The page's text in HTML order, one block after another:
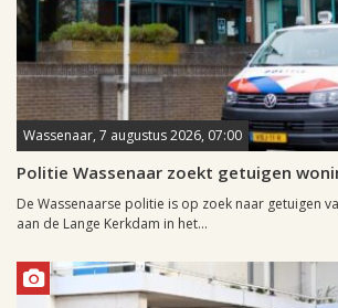
Wassenaar, 7 augustus 2026, 07:00
Politie Wassenaar zoekt getuigen
De Wassenaarse politie is op zoek naar getuigen
aan de Lange Kerkdam in het...